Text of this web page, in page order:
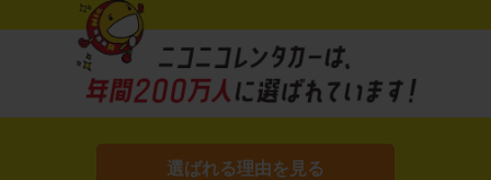
選ばれる理由を見る